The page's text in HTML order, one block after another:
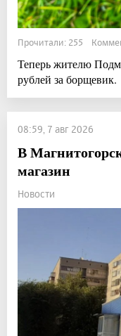
Прочитали: 255
Теперь жителю
рублей за борщевик.
08:59, 7 авг 2026
В
магазин
Новости